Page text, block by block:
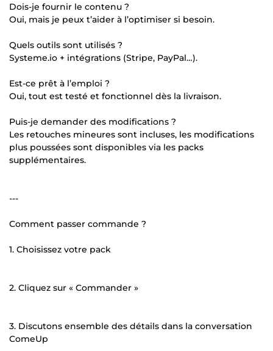
Dois-je fournir le contenu ?
Oui, mais je peux t’aider à l’optimiser si besoin.
Quels outils sont utilisés ?
Systeme.io + intégrations (Stripe, PayPal…).
Est-ce prêt à l’emploi ?
Oui, tout est testé et fonctionnel dès la livraison.
Puis-je demander des modifications ?
Les retouches mineures sont incluses, les modifications
plus poussées sont disponibles via les packs
supplémentaires.
---
Comment passer commande ?
1. Choisissez votre pack
2. Cliquez sur « Commander »
3. Discutons ensemble des détails dans la conversation
ComeUp